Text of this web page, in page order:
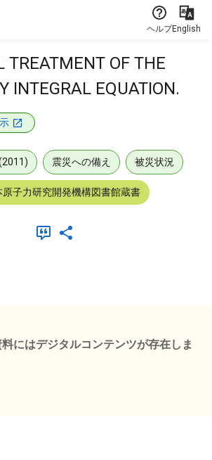
ヘルプEnglish
TREATMENT OF THE
INTEGRAL EQUATION.
震災への備え 被災状況
原子力研究開発機構図書館蔵書
料にはデジタルコンテンツが存在しま